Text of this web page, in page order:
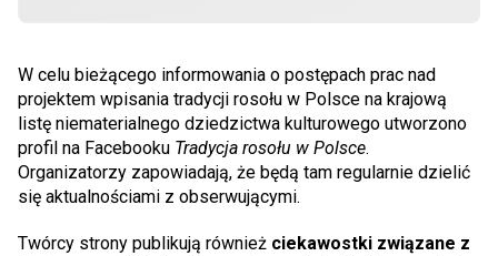
W celu bieżącego informowania o postępach prac nad
projektem wpisania tradycji rosołu w Polsce na krajową
listę niematerialnego dziedzictwa kulturowego utworzono
profil na Facebooku Tradycja rosołu w Polsce.
Organizatorzy zapowiadają, że będą tam regularnie dzielić
się aktualnościami z obserwującymi.
Twórcy strony publikują również ciekawostki związane z